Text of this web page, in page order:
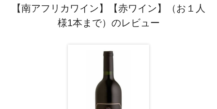
【南アフリカワイン】【赤ワイン】（お１人
様1本まで）のレビュー